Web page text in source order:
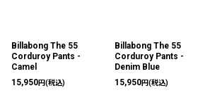
Billabong The 55
Corduroy Pants -
Camel
15,950円(税込)
Billabong The 55
Corduroy Pants -
Denim Blue
15,950円(税込)